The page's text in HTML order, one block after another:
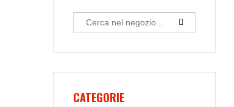
CATEGORIE